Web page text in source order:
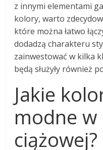
z innymi elementami
kolory, warto
które można łatwo
dodadzą charakteru
zainwestować w kilka
będą służyły również
Jakie
modne w
ciążowej?